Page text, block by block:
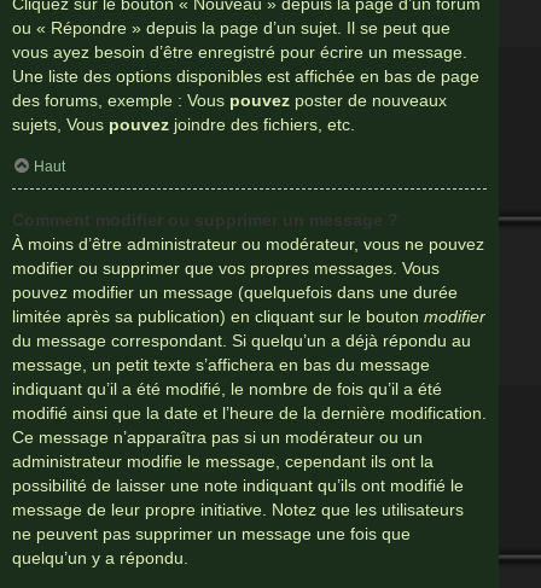
ou « Répondre » depuis la page d’un sujet. Il se peut que
vous ayez besoin d’être enregistré pour écrire un message.
Une liste des options disponibles est affichée en bas de page
des forums, exemple : Vous pouvez poster de nouveaux
sujets, Vous pouvez joindre des fichiers, etc.
Haut
Comment modifier ou supprimer un message ?
À moins d’être administrateur ou modérateur, vous ne pouvez
modifier ou supprimer que vos propres messages. Vous
pouvez modifier un message (quelquefois dans une durée
limitée après sa publication) en cliquant sur le bouton modifier
du message correspondant. Si quelqu’un a déjà répondu au
message, un petit texte s’affichera en bas du message
indiquant qu’il a été modifié, le nombre de fois qu’il a été
modifié ainsi que la date et l’heure de la dernière modification.
Ce message n’apparaîtra pas si un modérateur ou un
administrateur modifie le message, cependant ils ont la
possibilité de laisser une note indiquant qu’ils ont modifié le
message de leur propre initiative. Notez que les utilisateurs
ne peuvent pas supprimer un message une fois que
quelqu’un y a répondu.